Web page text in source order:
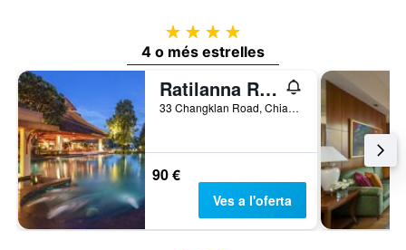
4 estrelles
4 o més estrelles
Ratilanna Riverside Spa Resort
33 Changklan Road, Chiang Mai, Tailàndia
90 €
Ves a l'oferta